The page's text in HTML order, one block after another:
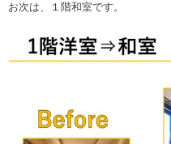
お次は、１階和室です。